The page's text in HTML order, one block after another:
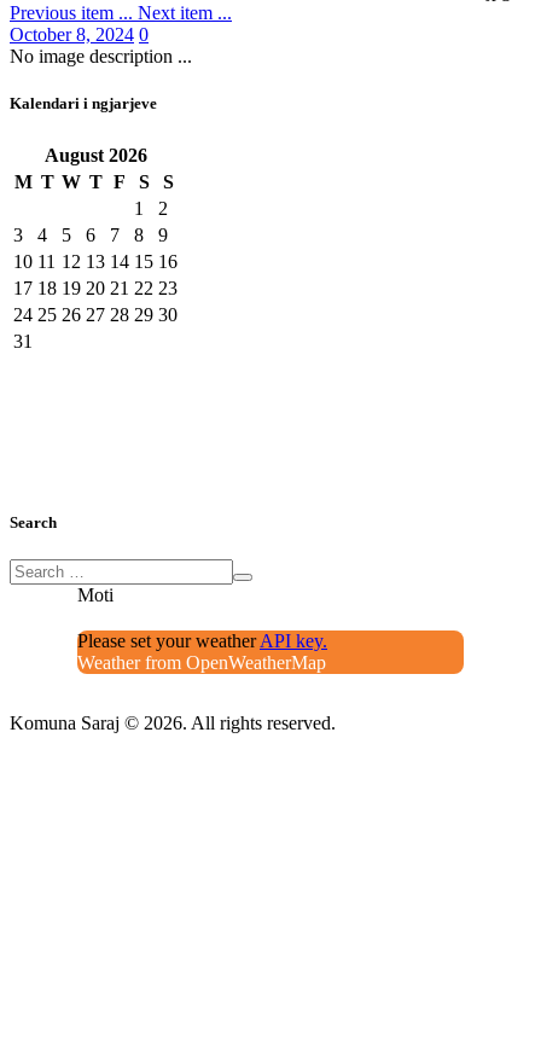
Previous item ... Next item ...
October 8, 2024 0
No image description ...
Kalendari i ngjarjeve
August 2026
M T W T F S
S
1
2
3
4 5 6 7 8
9
10 11 12 13 14 15 16
17 18 19 20 21 22 23
24 25 26 27 28 29 30
31
Search
Moti
Please set your weatherAPI key.
Weather from OpenWeatherMap
Komuna Saraj © 2026. All rights reserved.